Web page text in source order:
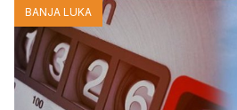
BANJA LUKA